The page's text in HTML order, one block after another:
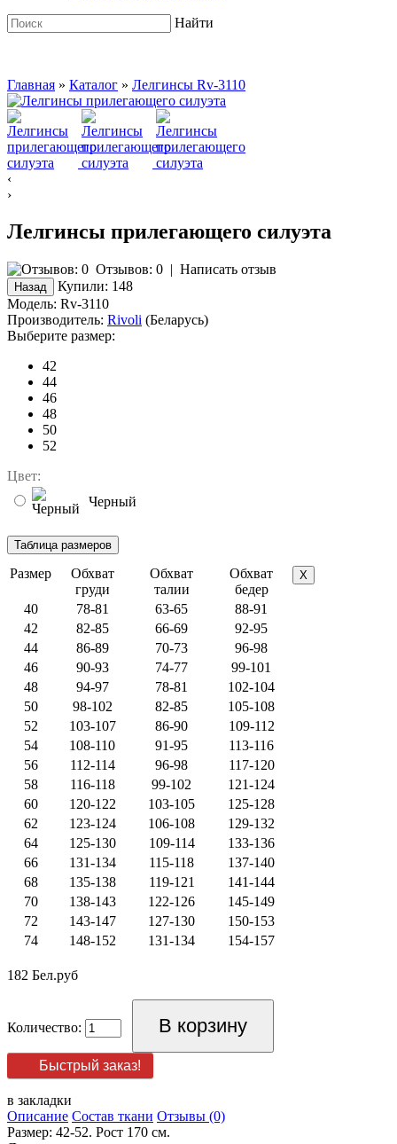
Найти
Главная » Каталог » Лелгинсы Rv-3110
‹
›
Лелгинсы прилегающего силуэта
Отзывов: 0 | Написать отзыв
Купили: 148
Модель: Rv-3110
Производитель: Rivoli (Беларусь)
Выберите размер:
42
44
46
48
50
52
Цвет:
Черный
Размер
Обхват
груди
Обхват
талии
Обхват
бедер
X
40 78-81 63-65
88-91
42
82-85 66-69
92-95
44
86-89 70-73
96-98
46
90-93 74-77
99-101
48
94-97 78-81
102-104
50
98-102 82-85
105-108
52
103-107 86-90
109-112
54
108-110 91-95
113-116
56
112-114 96-98
117-120
58
116-118 99-102
121-124
60
120-122 103-105
125-128
62
123-124 106-108
129-132
64
125-130 109-114
133-136
66
131-134 115-118
137-140
68
135-138 119-121
141-144
70
138-143 122-126
145-149
72
143-147 127-130
150-153
74
148-152 131-134 154-157
182 Бел.руб
Количество:
Быстрый заказ!
в закладки
Описание Состав ткани Отзывы (0)
Размер: 42-52. Рост 170 см.